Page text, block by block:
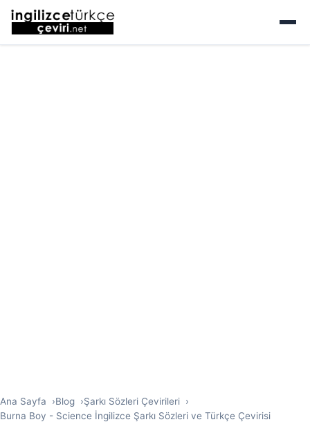
Ana Sayfa Blog
Şarkı Sözleri Çevirileri
Burna Boy - Science İngilizce Şarkı Sözleri ve Türkçe Çevirisi